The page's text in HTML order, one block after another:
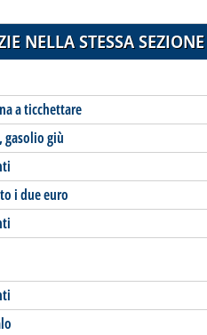
NELLA STESSA SEZIONE
a ticchettare
gasolio giù
i due euro